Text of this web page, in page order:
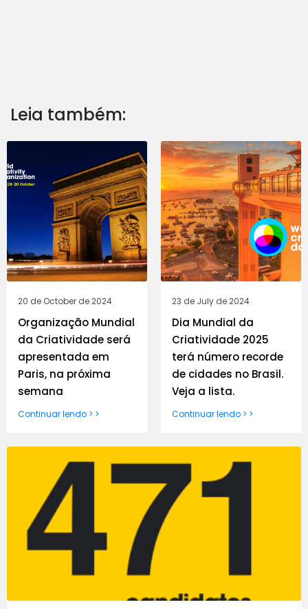
Leia também:
20 de October de 2024
Organização Mundial
da Criatividade será
apresentada em
Paris, na próxima
semana
Continuar lendo > >
23 de July de 2024
Dia Mundial da
Criatividade 2025
terá número recorde
de cidades no Brasil.
Veja a lista.
Continuar lendo > >